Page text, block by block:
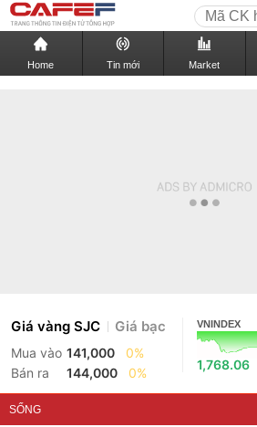
Home Tin mới Market
Giá vàng SJC Giá bạc
Mua vào 141,000
0%
Bán ra
144,000 0%
VNINDEX
1,768.06
SỐNG